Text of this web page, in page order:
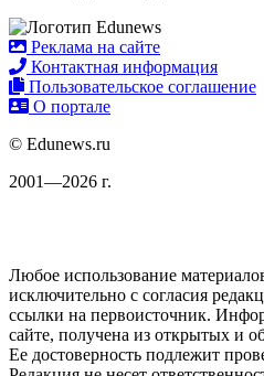
Реклама на сайте
Контактная информация
Пользовательское соглашение
О портале
© Edunews.ru
2001—2026 г.
Любое использование
исключительно с согласия
ссылки на первоисточник.
сайте, получена из открытых и
Ее достоверность подлежит